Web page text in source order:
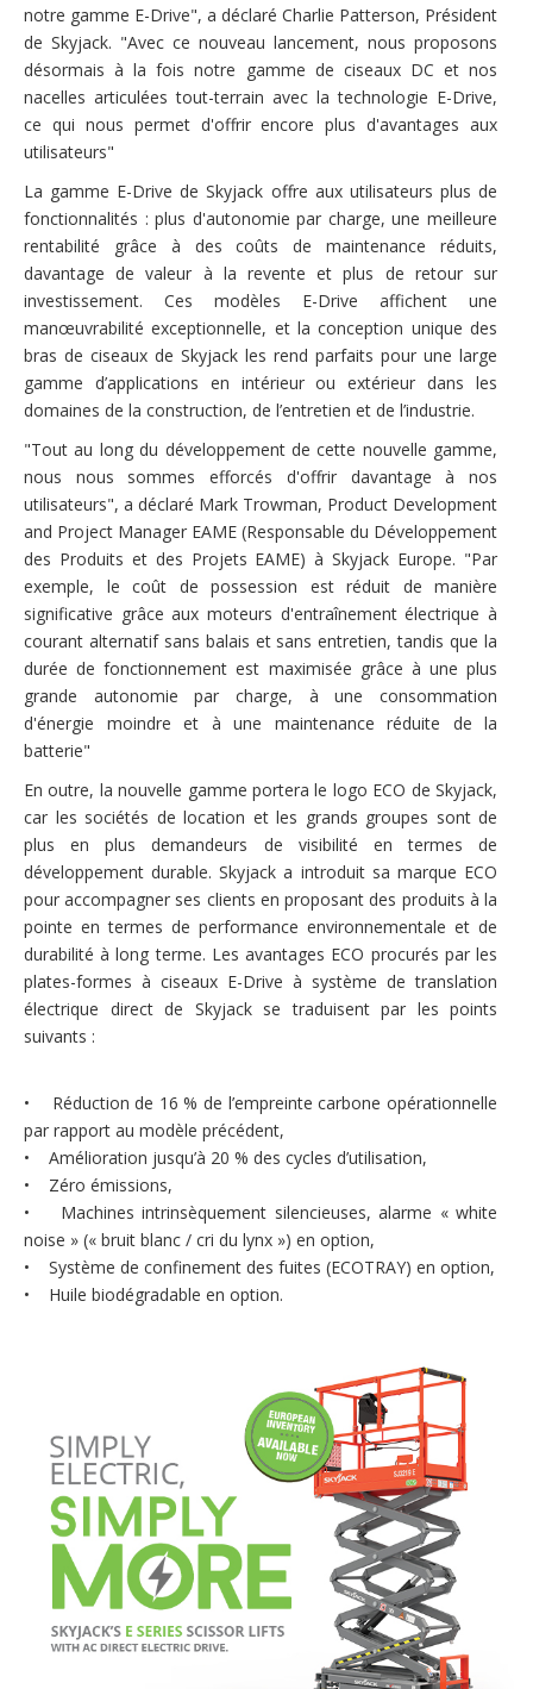
notre gamme E-Drive", a déclaré Charlie Patterson, Président
de Skyjack. "Avec ce nouveau lancement, nous proposons
désormais à la fois notre gamme de ciseaux DC et nos
nacelles articulées tout-terrain avec la technologie E-Drive,
ce qui nous permet d'offrir encore plus d'avantages aux
utilisateurs"
La gamme E-Drive de Skyjack offre aux utilisateurs plus de
fonctionnalités : plus d'autonomie par charge, une meilleure
rentabilité grâce à des coûts de maintenance réduits,
davantage de valeur à la revente et plus de retour sur
investissement. Ces modèles E-Drive affichent une
manœuvrabilité exceptionnelle, et la conception unique des
bras de ciseaux de Skyjack les rend parfaits pour une large
gamme d’applications en intérieur ou extérieur dans les
domaines de la construction, de l’entretien et de l’industrie.
"Tout au long du développement de cette nouvelle gamme,
nous nous sommes efforcés d'offrir davantage à nos
utilisateurs", a déclaré Mark Trowman, Product Development
and Project Manager EAME (Responsable du Développement
des Produits et des Projets EAME) à Skyjack Europe. "Par
exemple, le coût de possession est réduit de manière
significative grâce aux moteurs d'entraînement électrique à
courant alternatif sans balais et sans entretien, tandis que la
durée de fonctionnement est maximisée grâce à une plus
grande autonomie par charge, à une consommation
d'énergie moindre et à une maintenance réduite de la
batterie"
En outre, la nouvelle gamme portera le logo ECO de Skyjack,
car les sociétés de location et les grands groupes sont de
plus en plus demandeurs de visibilité en termes de
développement durable. Skyjack a introduit sa marque ECO
pour accompagner ses clients en proposant des produits à la
pointe en termes de performance environnementale et de
durabilité à long terme. Les avantages ECO procurés par les
plates-formes à ciseaux E-Drive à système de translation
électrique direct de Skyjack se traduisent par les points
suivants :
• Réduction de 16 % de l’empreinte carbone opérationnelle
par rapport au modèle précédent,
• Amélioration jusqu’à 20 % des cycles d’utilisation,
• Zéro émissions,
• Machines intrinsèquement silencieuses, alarme « white
noise » (« bruit blanc / cri du lynx ») en option,
• Système de confinement des fuites (ECOTRAY) en option,
• Huile biodégradable en option.